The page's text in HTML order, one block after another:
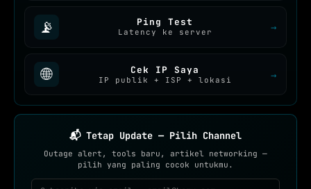
📡 Ping Test
Latency ke server →
🌐 Cek IP Saya
IP publik + ISP + lokasi →
📬 Tetap Update — Pilih Channel
Outage alert, tools baru, artikel networking —
pilih yang paling cocok untukmu.